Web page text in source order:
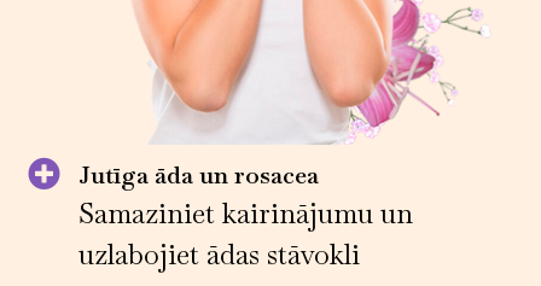
Jutīga āda un rosacea
Samaziniet kairinājumu un
uzlabojiet ādas stāvokli